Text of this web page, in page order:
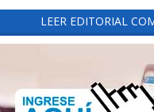
Evaluación de pertinencia y
productivo forman parte de uno
esta nueva etapa. Según lo
necesidades reales de los
de servicios de la región,
egresados cuenten con una
LEER EDITORIAL